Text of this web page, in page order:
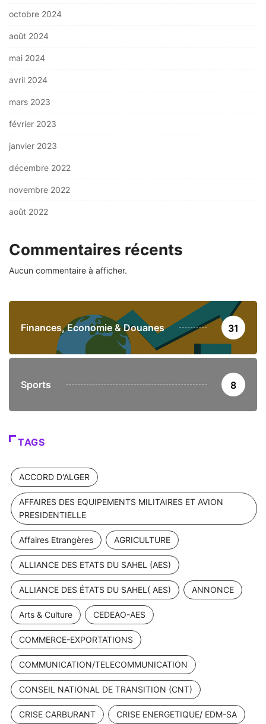
octobre 2024
août 2024
mai 2024
avril 2024
mars 2023
février 2023
janvier 2023
décembre 2022
novembre 2022
août 2022
Commentaires récents
Aucun commentaire à afficher.
Finances, Economie & Douanes 31
Sports 8
TAGS
ACCORD D'ALGER
AFFAIRES DES EQUIPEMENTS MILITAIRES ET AVION
PRESIDENTIELLE
Affaires Etrangères AGRICULTURE
ALLIANCE DES ETATS DU SAHEL (AES)
ALLIANCE DES ÉTATS DU SAHEL( AES) ANNONCE
Arts & Culture CEDEAO-AES
COMMERCE-EXPORTATIONS
COMMUNICATION/TELECOMMUNICATION
CONSEIL NATIONAL DE TRANSITION (CNT)
CRISE CARBURANT CRISE ENERGETIQUE/ EDM-SA